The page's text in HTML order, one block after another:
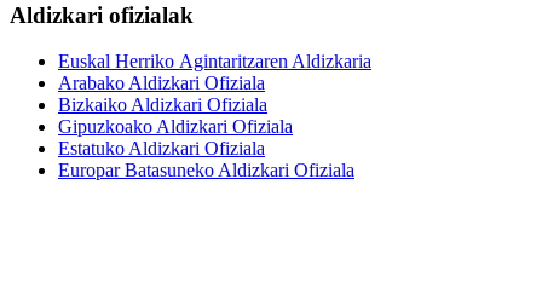
Aldizkari ofizialak
Euskal Herriko Agintaritzaren Aldizkaria
Arabako Aldizkari Ofiziala
Bizkaiko Aldizkari Ofiziala
Gipuzkoako Aldizkari Ofiziala
Estatuko Aldizkari Ofiziala
Europar Batasuneko Aldizkari Ofiziala